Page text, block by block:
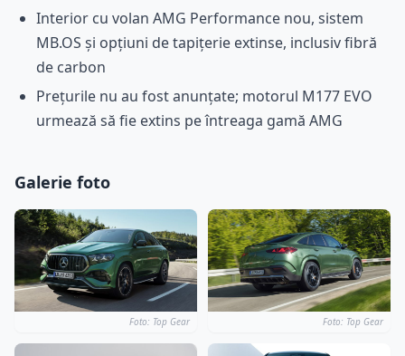
Interior cu volan AMG Performance nou, sistem
MB.OS și opțiuni de tapițerie extinse, inclusiv fibră
de carbon
Prețurile nu au fost anunțate; motorul M177 EVO
urmează să fie extins pe întreaga gamă AMG
Galerie foto
Foto: Top Gear Foto: Top Gear